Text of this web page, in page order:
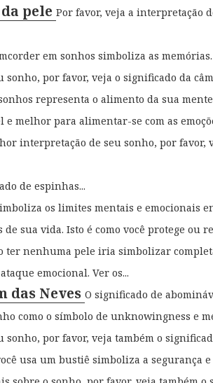
da pelePor favor, veja a interpretação
em sonhos simboliza as
por favor, veja o significado da
representa o alimento da sua
melhor para alimentar-se com as
interpretação de seu sonho, por favor,
de espinhas...
os limites mentais e emocionais
de sua vida. Isto é como você protege ou
ter nenhuma pele iria simbolizar
emocional. Ver os...
das NevesO significado de
como o símbolo de unknowingness e
por favor, veja também o
usa um bustiê simboliza a segurança e